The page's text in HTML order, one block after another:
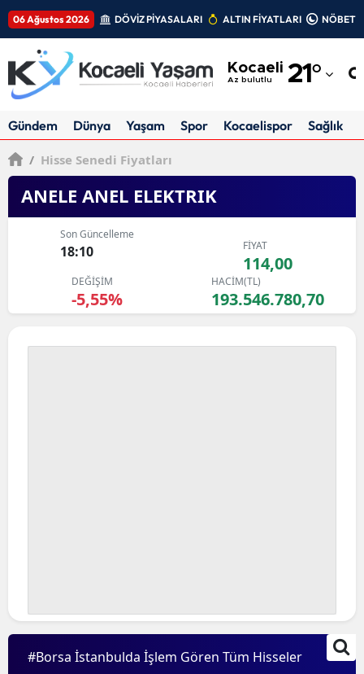
06 Ağustos 2026 DÖVİZ PİYASALARI ALTIN FİYATLARI
Kocaeli
Az bulutlu 21°
Adıyaman
Ankara
Antalya
Artvin
Aydın
Balıkesir
Çankırı
Çorum
Gündem Dünya Yaşam Spor Kocaelispor Sağlık
/ Hisse Senedi Fiyatları
ANELE ANEL ELEKTRIK
Son Güncelleme
18:10 FİYAT
114,00
DEĞİŞİM
-5,55%
HACİM(TL)
193.546.780,70
#Borsa İstanbulda İşlem Gören Tüm Hisseler